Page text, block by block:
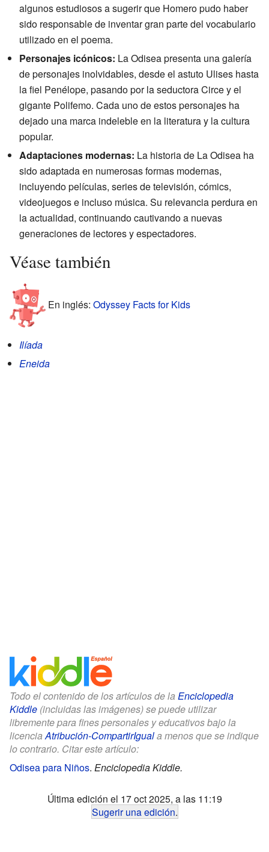
algunos estudiosos a sugerir que Homero pudo haber
sido responsable de inventar gran parte del vocabulario
utilizado en el poema.
Personajes icónicos: La Odisea presenta una galería
de personajes inolvidables, desde el astuto Ulises hasta
la fiel Penélope, pasando por la seductora Circe y el
gigante Polifemo. Cada uno de estos personajes ha
dejado una marca indeleble en la literatura y la cultura
popular.
Adaptaciones modernas: La historia de La Odisea ha
sido adaptada en numerosas formas modernas,
incluyendo películas, series de televisión, cómics,
videojuegos e incluso música. Su relevancia perdura en
la actualidad, continuando cautivando a nuevas
generaciones de lectores y espectadores.
Véase también
En inglés: Odyssey Facts for Kids
Ilíada
Eneida
Todo el contenido de los artículos de la Enciclopedia
Kiddle (incluidas las imágenes) se puede utilizar
libremente para fines personales y educativos bajo la
licencia Atribución-CompartirIguala menos que se indique
lo contrario. Citar este artículo:
Odisea para Niños. Enciclopedia Kiddle.
Última edición el 17 oct 2025, a las 11:19
Sugerir una edición.